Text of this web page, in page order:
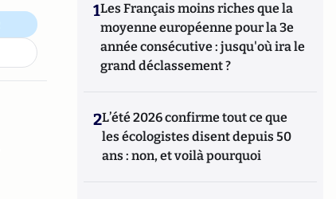
1Les Français moins riches que la
moyenne européenne pour la 3e
année consécutive : jusqu'où ira le
grand déclassement ?
2L’été 2026 confirme tout ce que
les écologistes disent depuis 50
ans : non, et voilà pourquoi